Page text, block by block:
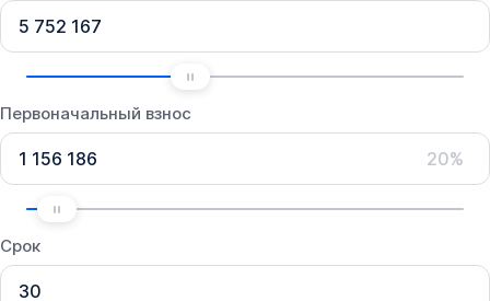
Первоначальный взнос
20%
Срок